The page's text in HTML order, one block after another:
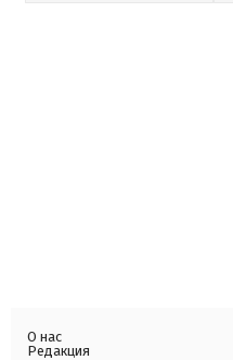
О нас
Редакция